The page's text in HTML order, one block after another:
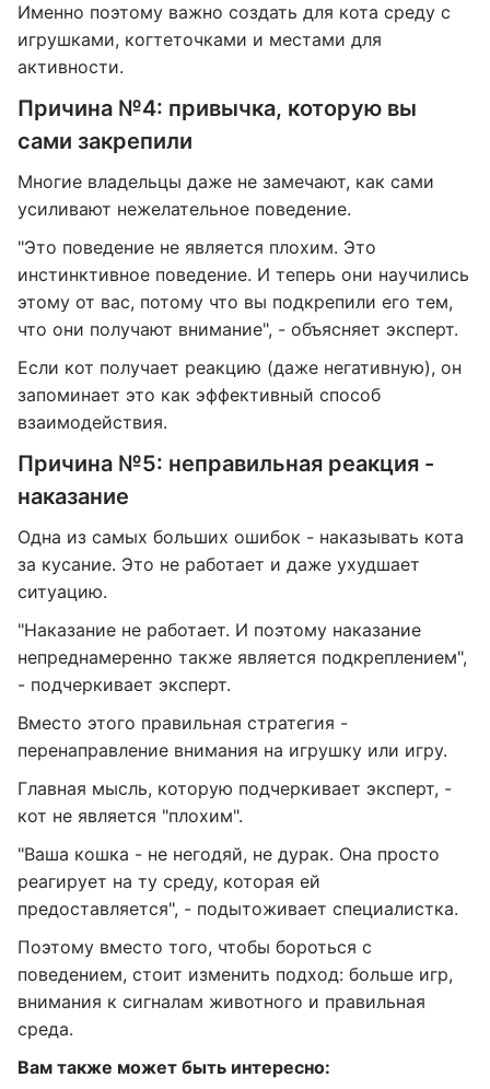
Именно поэтому важно создать для кота среду с
игрушками, когтеточками и местами для
активности.
Причина №4: привычка, которую вы
сами закрепили
Многие владельцы даже не замечают, как сами
усиливают нежелательное поведение.
"Это поведение не является плохим. Это
инстинктивное поведение. И теперь они научились
этому от вас, потому что вы подкрепили его тем,
что они получают внимание", - объясняет эксперт.
Если кот получает реакцию (даже негативную), он
запоминает это как эффективный способ
взаимодействия.
Причина №5: неправильная реакция -
наказание
Одна из самых больших ошибок - наказывать кота
за кусание. Это не работает и даже ухудшает
ситуацию.
"Наказание не работает. И поэтому наказание
непреднамеренно также является подкреплением",
- подчеркивает эксперт.
Вместо этого правильная стратегия -
перенаправление внимания на игрушку или игру.
Главная мысль, которую подчеркивает эксперт, -
кот не является "плохим".
"Ваша кошка - не негодяй, не дурак. Она просто
реагирует на ту среду, которая ей
предоставляется", - подытоживает специалистка.
Поэтому вместо того, чтобы бороться с
поведением, стоит изменить подход: больше игр,
внимания к сигналам животного и правильная
среда.
Вам также может быть интересно: